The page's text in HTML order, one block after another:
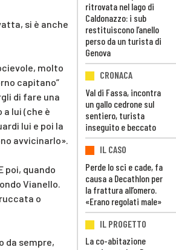
si è anche
molto
capitano”
di fare una
lui (che è
lui e poi la
avvicinarlo».
poi, quando
Vianello.
o
da sempre,
ritrovata nel lago di
Caldonazzo: i sub
restituiscono l’anello
perso da un turista di
Genova
CRONACA
Val di Fassa, incontra
un gallo cedrone sul
sentiero, turista
inseguito e beccato
IL CASO
Perde lo sci e cade, fa
causa a Decathlon per
la frattura all’omero.
«Erano regolati male»
IL PROGETTO
La co-abitazione